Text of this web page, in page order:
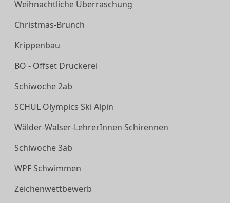
Weihnachtliche Überraschung
Christmas-Brunch
Krippenbau
BO - Offset Druckerei
Schiwoche 2ab
SCHUL Olympics Ski Alpin
Wälder-Walser-LehrerInnen Schirennen
Schiwoche 3ab
WPF Schwimmen
Zeichenwettbewerb